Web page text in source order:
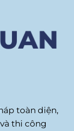
toàn diện,
thi công